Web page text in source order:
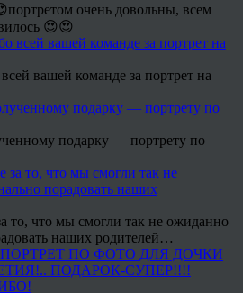
очень довольны, всем
😍😍
вашей команде за портрет на
подарку — портрету по
то, что мы смогли так не ожиданно
наших родителей…